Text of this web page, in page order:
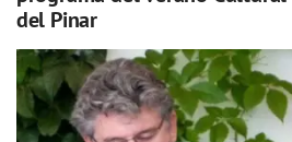
del Pinar